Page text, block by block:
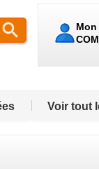
Mon
Voir tout